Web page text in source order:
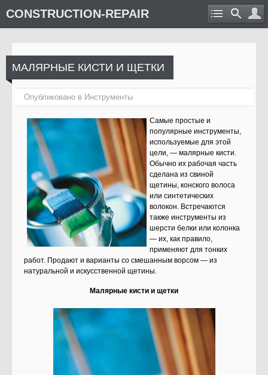
CONSTRUCTION-REPAIR
МАЛЯРНЫЕ КИСТИ И ЩЕТКИ
Опубликовано в Инструменты
Самые простые и
популярные инструменты,
используемые для этой
цели, — малярные кисти.
Обычно их рабочая часть
сделана из свиной
щетины, конского волоса
или синтетических
волокон. Встречаются
также инструменты из
шерсти белки или колонка
— их, как правило,
применяют для тонких
работ. Продают и варианты со смешанным ворсом — из
натуральной и искусственной щетины.
Малярные кисти и щетки